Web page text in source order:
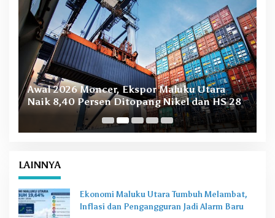
Awal 2026 Moncer, Ekspor Maluku Utara
Naik 8,40 Persen Ditopang Nikel dan HS 28
LAINNYA
Ekonomi Maluku Utara Tumbuh Melambat,
Inflasi dan Pengangguran Jadi Alarm Baru